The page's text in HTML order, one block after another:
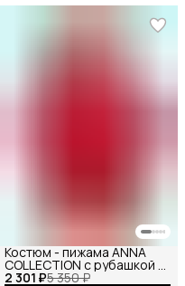
2 301 ₽5 350 ₽
Костюм - пижама ANNA
COLLECTION с рубашкой и
шортами на резинке, из